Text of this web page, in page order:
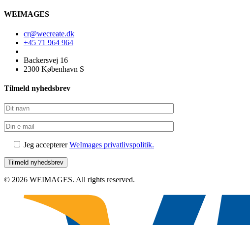
WEIMAGES
cr@wecreate.dk
+45 71 964 964
Backersvej 16
2300 København S
Tilmeld nyhedsbrev
Jeg acceptererWeImages privatlivspolitik.
© 2026 WEIMAGES. All rights reserved.